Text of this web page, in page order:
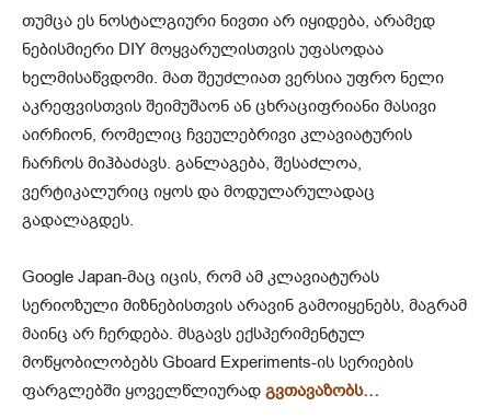
თუმცა ეს ნოსტალგიური ნივთი არ იყიდება, არამედ
ნებისმიერი DIY მოყვარულისთვის უფასოდაა
ხელმისაწვდომი. მათ შეუძლიათ ვერსია უფრო ნელი
აკრეფვისთვის შეიმუშაონ ან ცხრაციფრიანი მასივი
აირჩიონ, რომელიც ჩვეულებრივი კლავიატურის
ჩარჩოს მიჰბაძავს. განლაგება, შესაძლოა,
ვერტიკალურიც იყოს და მოდულარულადაც
გადალაგდეს.
Google Japan-მაც იცის, რომ ამ კლავიატურას
სერიოზული მიზნებისთვის არავინ გამოიყენებს, მაგრამ
მაინც არ ჩერდება. მსგავს ექსპერიმენტულ
მოწყობილობებს Gboard Experiments-ის სერიების
ფარგლებში ყოველწლიურად გვთავაზობს…